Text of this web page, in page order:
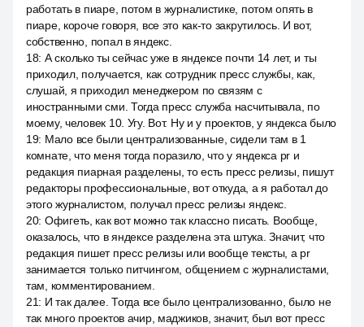
работать в пиаре, потом в журналистике, потом опять в
пиаре, короче говоря, все это как-то закрутилось. И вот,
собственно, попал в яндекс.
18: А сколько ты сейчас уже в яндексе почти 14 лет, и ты
приходил, получается, как сотрудник пресс службы, как,
слушай, я приходил менеджером по связям с
иностранными сми. Тогда пресс служба насчитывала, по
моему, человек 10. Угу. Вот. Ну и у проектов, у яндекса было
19: Мало все были централизованные, сидели там в 1
комнате, что меня тогда поразило, что у яндекса pr и
редакция пиарная разделены, то есть пресс релизы, пишут
редакторы профессиональные, вот откуда, а я работал до
этого журналистом, получал пресс релизы яндекс.
20: Офигеть, как вот можно так классно писать. Вообще,
оказалось, что в яндексе разделена эта штука. Значит, что
редакция пишет пресс релизы или вообще тексты, а pr
занимается только питчингом, общением с журналистами,
там, комментированием.
21: И так далее. Тогда все было централизованно, было не
так много проектов ачир, маджиков, значит, был вот пресс